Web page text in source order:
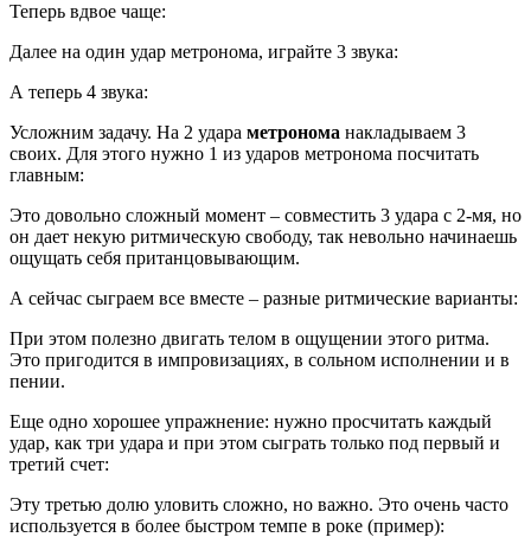
Теперь вдвое чаще:
Далее на один удар метронома, играйте 3 звука:
А теперь 4 звука:
Усложним задачу. На 2 удара метронома накладываем 3
своих. Для этого нужно 1 из ударов метронома посчитать
главным:
Это довольно сложный момент – совместить 3 удара с 2-мя, но
он дает некую ритмическую свободу, так невольно начинаешь
ощущать себя пританцовывающим.
А сейчас сыграем все вместе – разные ритмические варианты:
При этом полезно двигать телом в ощущении этого ритма.
Это пригодится в импровизациях, в сольном исполнении и в
пении.
Еще одно хорошее упражнение: нужно просчитать каждый
удар, как три удара и при этом сыграть только под первый и
третий счет:
Эту третью долю уловить сложно, но важно. Это очень часто
используется в более быстром темпе в роке (пример):